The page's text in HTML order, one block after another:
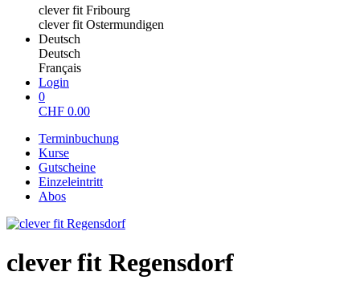
clever fit Fribourg
clever fit Ostermundigen
Deutsch
Deutsch
Français
Login
0
CHF 0.00
Terminbuchung
Kurse
Gutscheine
Einzeleintritt
Abos
clever fit Regensdorf